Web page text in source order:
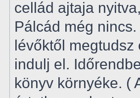
cellád ajtaja
Pálcád még
lévőktől
indulj el.
könyv környéke. (